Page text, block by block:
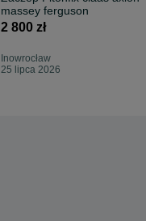
massey ferguson
2 800 zł
Inowrocław
25 lipca 2026